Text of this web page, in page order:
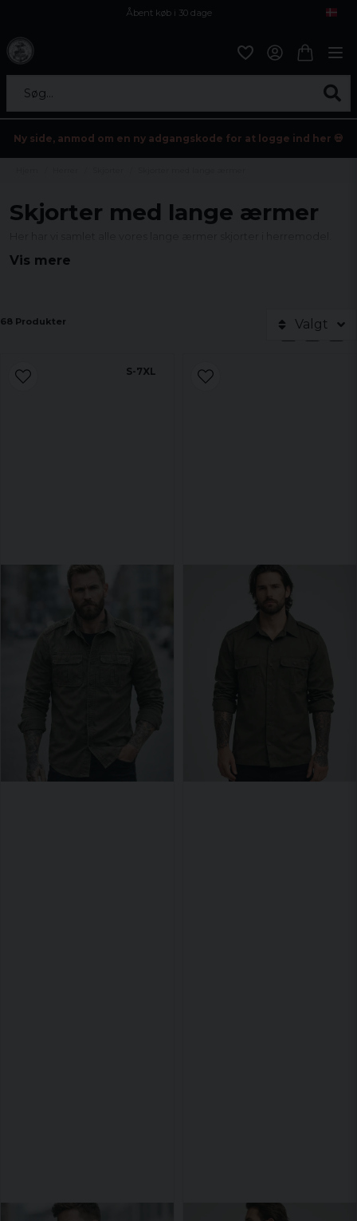
Åbent køb i 30 dage
Søg...
Ny side, anmod om en ny adgangskode for at logge ind her 💀
Skjorter med lange ærmer
Vis mere
68 Produkter Valgt
S-7XL